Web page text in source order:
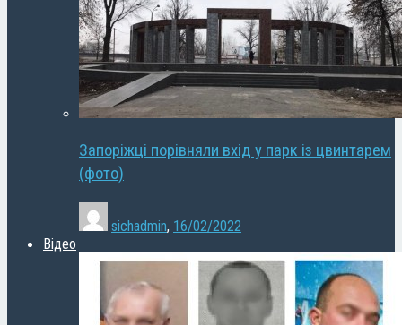
Запоріжці порівняли вхід у парк із цвинтарем
(фото)
sichadmin, 16/02/2022
Відео